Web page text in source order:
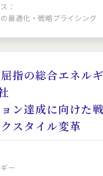
：
最適化・戦略プライシング
指の総合エネル
ン達成に向けた
スタイル変革
ー